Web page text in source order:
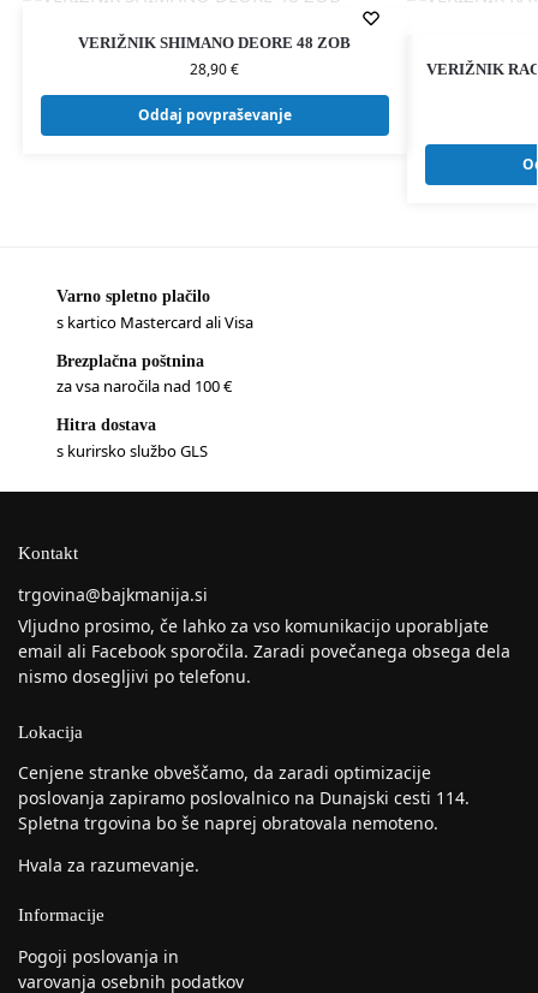
VERIŽNIK SHIMANO DEORE 48 ZOB
28,90€
Oddaj povpraševanje
VERIŽNIK
Varno spletno plačilo
s kartico Mastercard ali Visa
Brezplačna poštnina
za vsa naročila nad 100 €
Hitra dostava
s kurirsko službo GLS
Kontakt
trgovina@bajkmanija.si
Vljudno prosimo, če lahko za vso komunikacijo uporabljate
email ali Facebook sporočila. Zaradi povečanega obsega dela
nismo dosegljivi po telefonu.
Lokacija
Cenjene stranke obveščamo, da zaradi optimizacije
poslovanja zapiramo poslovalnico na Dunajski cesti 114.
Spletna trgovina bo še naprej obratovala nemoteno.
Hvala za razumevanje.
Informacije
Pogoji poslovanja in
varovanja osebnih podatkov